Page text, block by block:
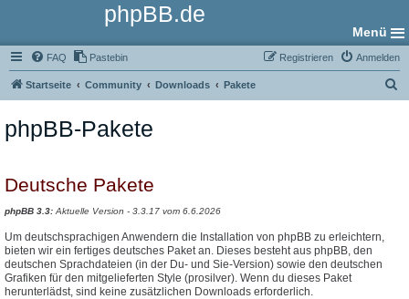
phpBB.de
Menü
FAQ Pastebin Anmelden
Registrieren
Startseite Community Downloads Pakete
phpBB-Pakete
Deutsche Pakete
phpBB 3.3: Aktuelle Version - 3.3.17 vom 6.6.2026
Um deutschsprachigen Anwendern die Installation von phpBB zu erleichtern,
bieten wir ein fertiges deutsches Paket an. Dieses besteht aus phpBB, den
deutschen Sprachdateien (in der Du- und Sie-Version) sowie den deutschen
Grafiken für den mitgelieferten Style (prosilver). Wenn du dieses Paket
herunterlädst, sind keine zusätzlichen Downloads erforderlich.